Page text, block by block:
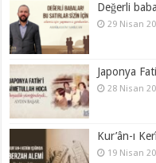
Değerli
29 Nisan
Japonya
28 Nisan
Kur’ân-ı
19 Nisan